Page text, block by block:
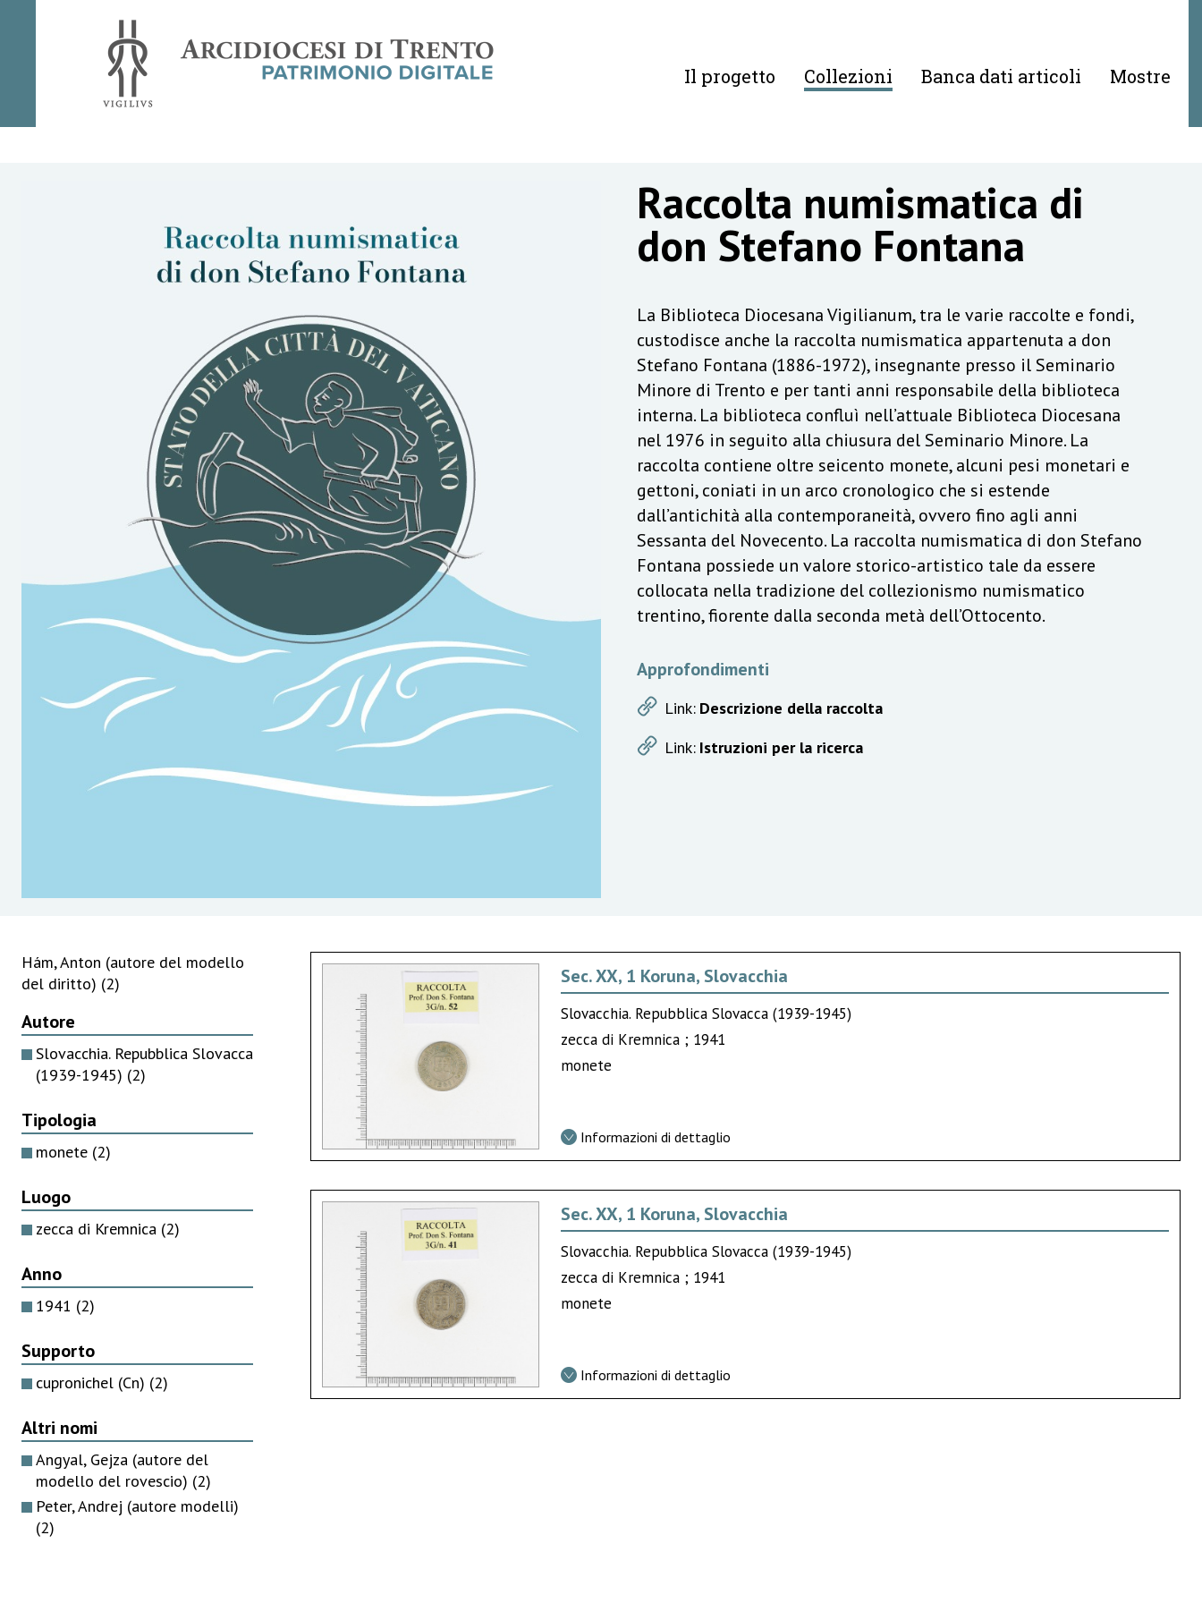
Il progetto Collezioni Banca dati articoli Mostre
Raccolta numismatica di
don Stefano Fontana
La Biblioteca Diocesana Vigilianum, tra le varie raccolte e fondi,
custodisce anche la raccolta numismatica appartenuta a don
Stefano Fontana (1886-1972), insegnante presso il Seminario
Minore di Trento e per tanti anni responsabile della biblioteca
interna. La biblioteca confluì nell’attuale Biblioteca Diocesana
nel 1976 in seguito alla chiusura del Seminario Minore. La
raccolta contiene oltre seicento monete, alcuni pesi monetari e
gettoni, coniati in un arco cronologico che si estende
dall’antichità alla contemporaneità, ovvero fino agli anni
Sessanta del Novecento. La raccolta numismatica di don Stefano
Fontana possiede un valore storico-artistico tale da essere
collocata nella tradizione del collezionismo numismatico
trentino, fiorente dalla seconda metà dell’Ottocento.
Approfondimenti
Link: Descrizione della raccolta
Link: Istruzioni per la ricerca
Hám, Anton (autore del modello
del diritto) (2)
Autore
Slovacchia. Repubblica Slovacca
(1939-1945) (2)
Tipologia
monete (2)
Luogo
zecca di Kremnica (2)
Anno
1941 (2)
Supporto
cupronichel (Cn) (2)
Altri nomi
Angyal, Gejza (autore del
modello del rovescio) (2)
Peter, Andrej (autore modelli)
(2)
Sec. XX, 1 Koruna, Slovacchia
Slovacchia. Repubblica Slovacca (1939-1945)
zecca di Kremnica ; 1941
monete
Informazioni di dettaglio
Sec. XX, 1 Koruna, Slovacchia
Slovacchia. Repubblica Slovacca (1939-1945)
zecca di Kremnica ; 1941
monete
Informazioni di dettaglio